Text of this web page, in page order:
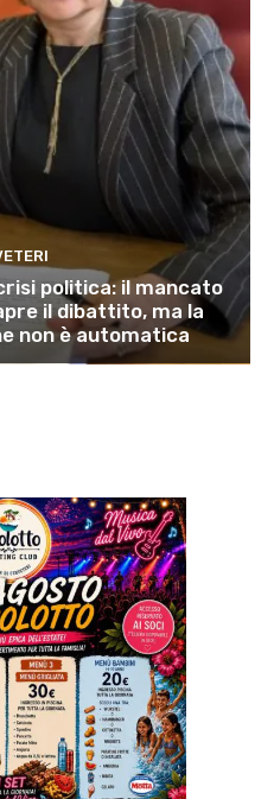
politica: il mancato
il dibattito, ma la
non è automatica